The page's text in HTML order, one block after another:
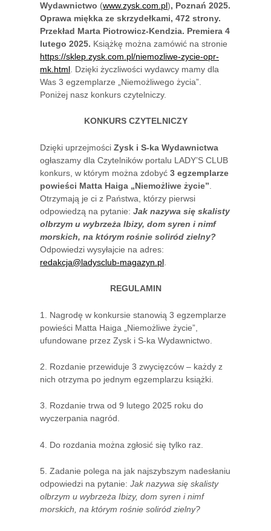
Wydawnictwo (www.zysk.com.pl), Poznań 2025.
Oprawa miękka ze skrzydełkami, 472 strony.
Przekład Marta Piotrowicz-Kendzia. Premiera 4
lutego 2025. Książkę można zamówić na stronie
https://sklep.zysk.com.pl/niemozliwe-zycie-opr-
mk.html . Dzięki życzliwości wydawcy mamy dla
Was 3 egzemplarze „Niemożliwego życia”.
Poniżej nasz konkurs czytelniczy.
KONKURS CZYTELNICZY
Dzięki uprzejmości Zysk i S-ka Wydawnictwa
ogłaszamy dla Czytelników portalu LADY’S CLUB
konkurs, w którym można zdobyć 3 egzemplarze
powieści Matta Haiga „Niemożliwe życie”
Otrzymają je ci z Państwa, którzy pierwsi
odpowiedzą na pytanie: Jak nazywa się skalisty
olbrzym u wybrzeża Ibizy, dom syren i nimf
morskich, na którym rośnie soliród zielny?
Odpowiedzi wysyłajcie na adres:
redakcja@ladysclub-magazyn.pl
REGULAMIN
1. Nagrodę w konkursie stanowią 3 egzemplarze
powieści Matta Haiga „Niemożliwe życie”,
ufundowane przez Zysk i S-ka Wydawnictwo.
2. Rozdanie przewiduje 3 zwycięzców – każdy z
nich otrzyma po jednym egzemplarzu książki.
3. Rozdanie trwa od 9 lutego 2025 roku do
wyczerpania nagród.
4. Do rozdania można zgłosić się tylko raz.
5. Zadanie polega na jak najszybszym nadesłaniu
odpowiedzi na pytanie: Jak nazywa się skalisty
olbrzym u wybrzeża Ibizy, dom syren i nimf
morskich, na którym rośnie soliród zielny?